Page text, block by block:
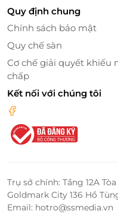
lượng - là địa chỉ
mến và tìm đến mỗi
tóc.
Quy định chung
Chính sách bảo mật
Quy chế sàn
Cơ chế giải quyết khiếu
chấp
Kết nối với chúng tôi
Trụ sở chính: Tầng 12A
Goldmark City 136 Hồ
Email: hotro@ssmedia.vn